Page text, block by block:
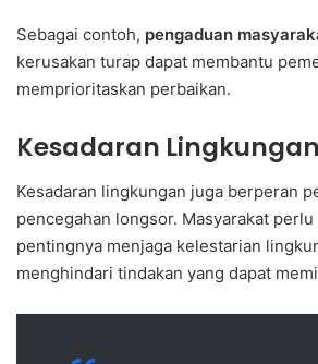
Sebagai contoh, pengaduan
kerusakan turap dapat membantu
memprioritaskan perbaikan.
Kesadaran Lingkungan
Kesadaran lingkungan juga berperan
pencegahan longsor. Masyarakat perlu
pentingnya menjaga kelestarian
menghindari tindakan yang dapat